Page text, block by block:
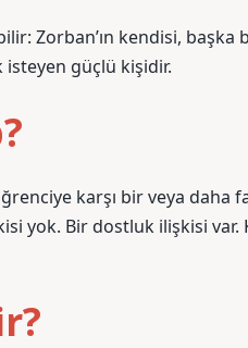
Zorban’ın kendisi,
isteyen güçlü kişidir.
karşı bir veya daha
yok. Bir dostluk ilişkisi var.